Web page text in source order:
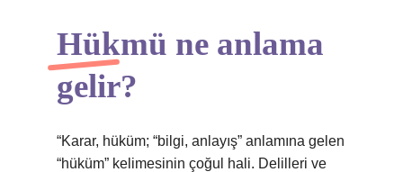
Hükmü ne anlama
gelir?
“Karar, hüküm; “bilgi, anlayış” anlamına gelen
“hüküm” kelimesinin çoğul hali. Delilleri ve